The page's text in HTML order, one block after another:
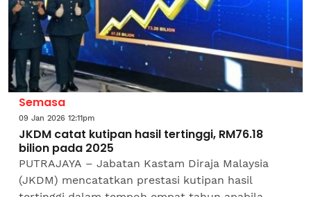
Semasa
09 Jan 2026 12:11pm
JKDM catat kutipan hasil tertinggi, RM76.18
bilion pada 2025
PUTRAJAYA – Jabatan Kastam Diraja Malaysia
(JKDM) mencatatkan prestasi kutipan hasil